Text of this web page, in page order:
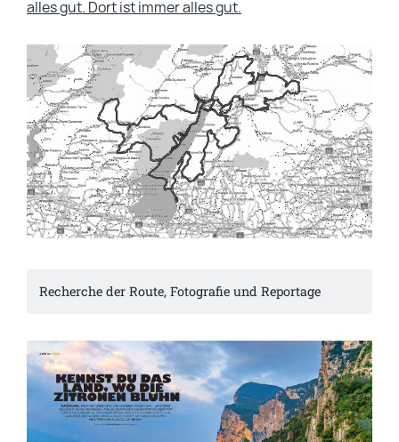
alles gut. Dort ist immer alles gut.
Recherche der Route, Fotografie und Reportage